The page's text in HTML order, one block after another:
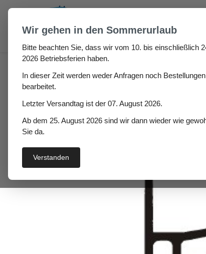
Hauptinhalt springen
Zur Suche springen
Haus Fenster- / Türprofile
Stahlzargendichtung
Bildergalerie überspringen
Wir gehen in den Sommerurlaub
Bitte beachten Sie, dass wir vom 10. bis einschließlich
2026 Betriebsferien haben.
In dieser Zeit werden weder Anfragen noch Bestellungen
bearbeitet.
Letzter Versandtag ist der 07. August 2026.
Ab dem 25. August 2026 sind wir dann wieder wie
Sie da.
Verstanden